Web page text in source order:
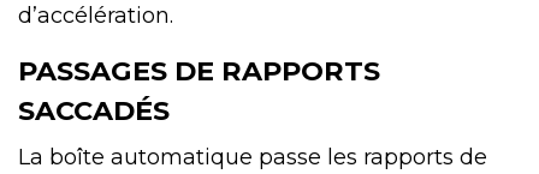
d’accélération.
PASSAGES DE RAPPORTS
SACCADÉS
La boîte automatique passe les rapports de